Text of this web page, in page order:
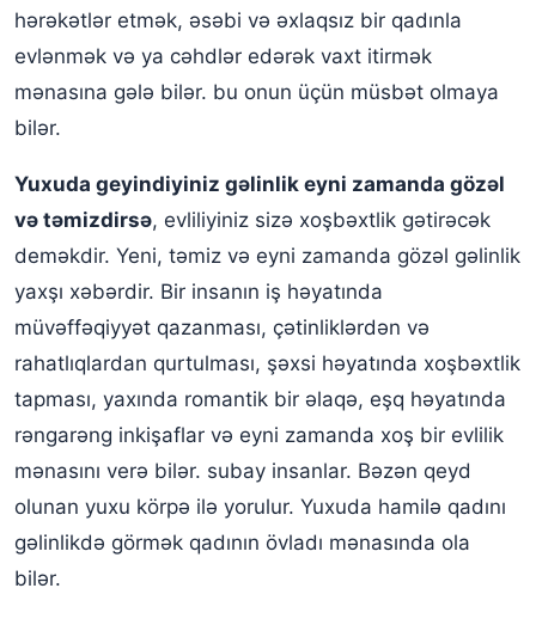
hərəkətlər etmək, əsəbi və əxlaqsız bir qadınla
evlənmək və ya cəhdlər edərək vaxt itirmək
mənasına gələ bilər. bu onun üçün müsbət olmaya
bilər.
Yuxuda geyindiyiniz gəlinlik eyni zamanda gözəl
və təmizdirsə, evliliyiniz sizə xoşbəxtlik gətirəcək
deməkdir. Yeni, təmiz və eyni zamanda gözəl gəlinlik
yaxşı xəbərdir. Bir insanın iş həyatında
müvəffəqiyyət qazanması, çətinliklərdən və
rahatlıqlardan qurtulması, şəxsi həyatında xoşbəxtlik
tapması, yaxında romantik bir əlaqə, eşq həyatında
rəngarəng inkişaflar və eyni zamanda xoş bir evlilik
mənasını verə bilər. subay insanlar. Bəzən qeyd
olunan yuxu körpə ilə yorulur. Yuxuda hamilə qadını
gəlinlikdə görmək qadının övladı mənasında ola
bilər.